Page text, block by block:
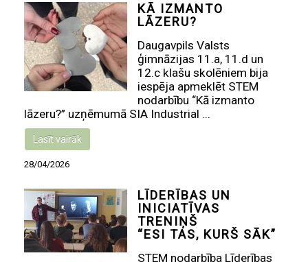
KĀ IZMANTO
LĀZERU?
Daugavpils Valsts
ģimnāzijas 11.a, 11.d un
12.c klašu skolēniem bija
iespēja apmeklēt STEM
nodarbību “Kā izmanto
lāzeru?” uzņēmumā SIA Industrial ...
Lasīt vairāk
28/04/2026
LĪDERĪBAS UN
INICIATĪVAS
TRENIŅŠ
“ESI TAS, KURŠ SĀK”
STEM nodarbība Līderības